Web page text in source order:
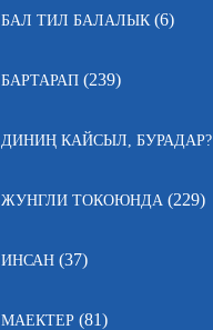
БАЛ ТИЛ БАЛАЛЫК (6)
БАРТАРАП (239)
ДИНИҢ КАЙСЫЛ, БУРАДАР?
ЖУНГЛИ ТОКОЮНДА (229)
ИНСАН (37)
МАЕКТЕР (81)